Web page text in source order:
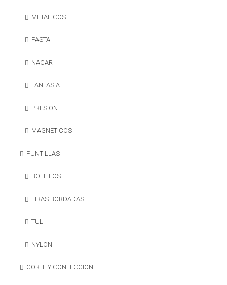
METALICOS
PASTA
NACAR
FANTASIA
PRESION
MAGNETICOS
PUNTILLAS
BOLILLOS
TIRAS BORDADAS
TUL
NYLON
CORTE Y CONFECCION